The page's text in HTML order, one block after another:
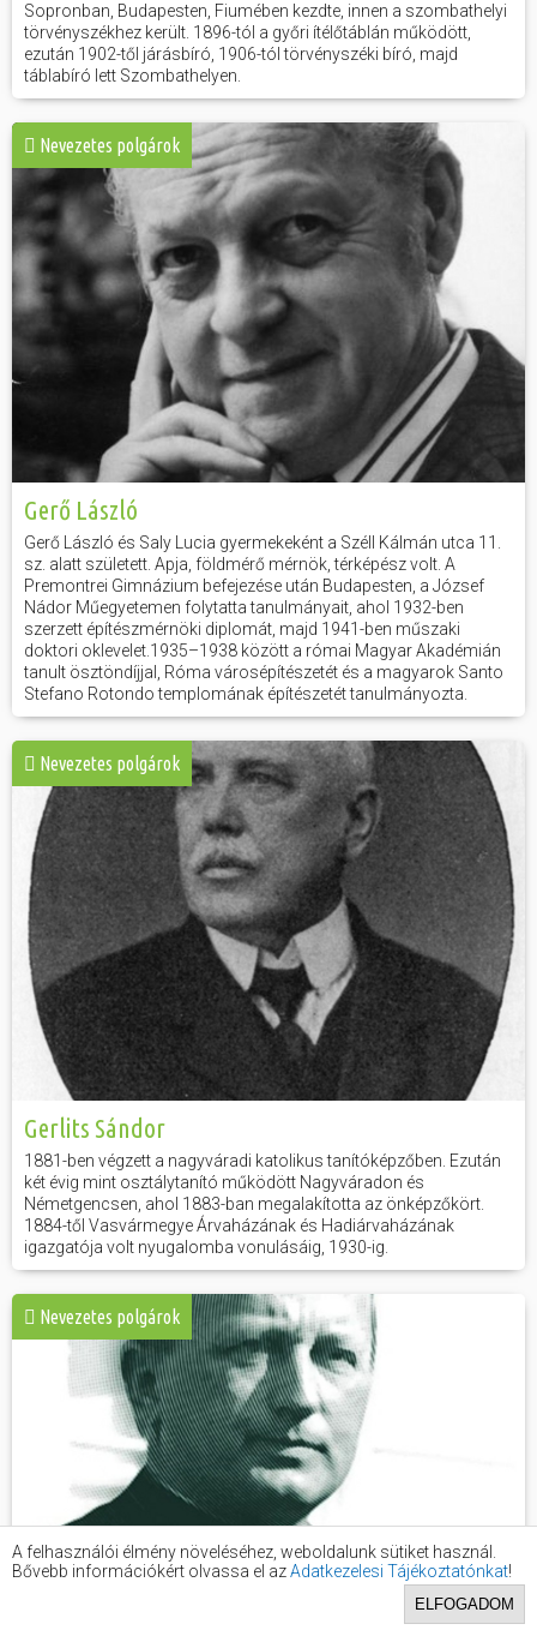
Sopronban, Budapesten, Fiumében kezdte, innen a szombathelyi
törvényszékhez került. 1896-tól a győri ítélőtáblán működött,
ezután 1902-től járásbíró, 1906-tól törvényszéki bíró, majd
táblabíró lett Szombathelyen.
Nevezetes polgárok
Gerő László
Gerő László és Saly Lucia gyermekeként a Széll Kálmán utca 11.
sz. alatt született. Apja, földmérő mérnök, térképész volt. A
Premontrei Gimnázium befejezése után Budapesten, a József
Nádor Műegyetemen folytatta tanulmányait, ahol 1932-ben
szerzett építészmérnöki diplomát, majd 1941-ben műszaki
doktori oklevelet.1935–1938 között a római Magyar Akadémián
tanult ösztöndíjjal, Róma városépítészetét és a magyarok Santo
Stefano Rotondo templomának építészetét tanulmányozta.
Nevezetes polgárok
Gerlits Sándor
1881-ben végzett a nagyváradi katolikus tanítóképzőben. Ezután
két évig mint osztálytanító működött Nagyváradon és
Németgencsen, ahol 1883-ban megalakította az önképzőkört.
1884-től Vasvármegye Árvaházának és Hadiárvaházának
igazgatója volt nyugalomba vonulásáig, 1930-ig.
Nevezetes polgárok
A felhasználói élmény növeléséhez, weboldalunk sütiket használ.
Bővebb információkért olvassa el azAdatkezelesi Tájékoztatónkat!
ELFOGADOM